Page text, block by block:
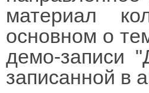
материал
основном о
демо-записи
записанной в